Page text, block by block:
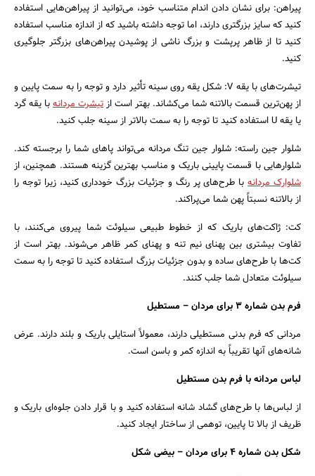
پیراهن: برای نشان دادن اندام متناسب خود، می‌توانید از پیراهن‌هایی استفاده
کنید که سایز بزرگتری دارند، اما توجه داشته باشید که از اندازه مناسب استفاده
کنید تا از ظاهر پرپشت و بزرگ ناشی از پوشیدن پیراهن‌های بزرگتر جلوگیری
کنید.
تیشرت‌های با یقه V: شکل یقه روی سینه تأثیر دارد و توجه را به سمت پایین و
از پهن‌ترین قسمت بالاتنه شما می‌کشاند. بهتر است ازتیشرت‌ مردانهبا یقه گرد
یا یقه U استفاده کنید تا توجه را به سمت بالاتر از سینه جلب کنید.
شلوار جین راسته: شلوار جین تنگ مردانه می‌تواند پاهای شما را برجسته کند.
شلوارهایی با قسمت پایینی باریک و مناسب بهترین گزینه هستند. همچنین، از
شلوارک مردانهبا طرح‌های پر رنگ و جزئیات بزرگ خودداری کنید، زیرا توجه را
از بالاتنه نسبتاً پهن شما می‌پراکند.
کت: ژاکت‌های باریک که از خطوط طبیعی سیلوئت شما پیروی می‌کنند، با
تفاوت بیشتری بین پهنای نیم تنه و پهنای کمر ظاهر می‌شوند. بهتر است از
کت‌ها با طرح‌های ساده و بدون جزئیات بزرگ استفاده کنید تا توجه را به سمت
سیلوئت متعادل شما جلب کنند.
فرم بدن شماره 3 برای مردان – مستطیل
مردانی که فرم بدنی مستطیلی دارند، معمولاً استایلی باریک و بلند دارند. عرض
شانه‌های آنها تقریباً به اندازه کمر و باسن است.
لباس مردانه با فرم بدن مستطیل
از لباس‌ها با طرح‌های گشاد شانه استفاده کنید و با قرار دادن جلوه‌ای باریک و
ظریف از بالا تا پایین، توهمی از ساختار ایجاد کنید.
شکل بدن شماره 4 برای مردان – بیضی شکل